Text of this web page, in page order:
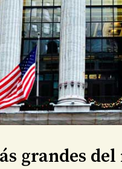
grandes